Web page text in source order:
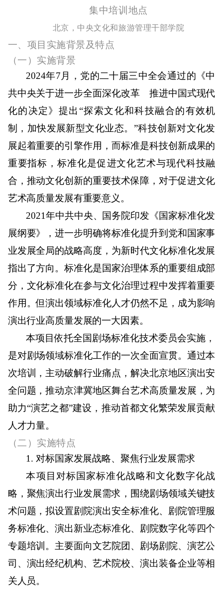
集中培训地点
北京，中央文化和旅游管理干部学院
一、 项目实施背景及特点
（一） 实施背景
2024年7 月，党的二十届三中全会通过的《中
共中央关于进一步全面深化改革 推进中国式现代
化的决定》提出“探索文化和科技融合的有效机
制，加快发展新型文化业态。”科技创新对文化发
展起着重要的引擎作用，而标准是科技创新成果的
重要指标，标准化是促进文化艺术与现代科技融
合，推动文化创新的重要技术保障，对于促进文化
艺术高质量发展有重要意义。
2021年中共中央、国务院印发《国家标准化发
展纲要》，进一步明确将标准化提升到党和国家事
业发展全局的战略高度，为新时代文化标准化发展
指出了方向。标准化是国家治理体系的重要组成部
分，文化标准化在参与文化治理过程中发挥着重要
作用。但演出领域标准化人才仍然不足，成为影响
演出行业高质量发展的一大因素。
本项目依托全国剧场标准化技术委员会实施，
是对剧场领域标准化工作的一次全面宣贯。通过本
次培训，主动破解行业痛点，解决北京地区演出安
全问题，推动京津冀地区舞台艺术高质量发展，为
助力“演艺之都”建设，推动首都文化繁荣发展贡献
人才力量。
（二） 实施特点
1. 对标国家发展战略、聚焦行业发展需求
本项目对标国家标准化战略和文化数字化战
略，聚焦演出行业发展需求，围绕剧场领域关键技
术问题，拟设置剧院演出安全标准化、剧院管理服
务标准化、演出新业态标准化、剧院数字化等四个
专题培训。主要面向文艺院团、剧场剧院、演艺公
司、演出经纪机构、艺术院校、演出装备企业等相
关人员。